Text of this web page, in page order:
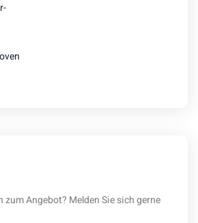
zum Angebot? Melden Sie sich gerne